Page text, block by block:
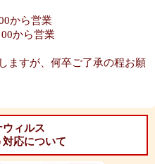
ら営業
ら営業
ますが、何卒ご了承の程お願
ウィルス
応について